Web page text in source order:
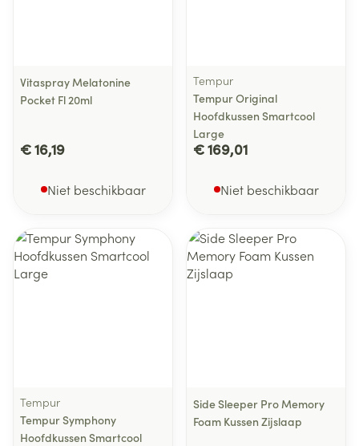
Vitaspray Melatonine
Pocket Fl 20ml
€ 16,19
Niet beschikbaar
Tempur
Tempur Original
Hoofdkussen Smartcool
Large
€ 169,01
Niet beschikbaar
Tempur
Tempur Symphony
Hoofdkussen Smartcool
Side Sleeper Pro Memory
Foam Kussen Zijslaap